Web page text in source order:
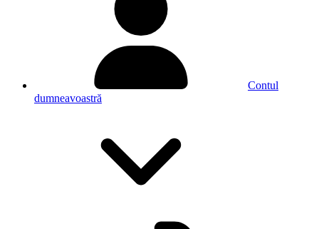
Contul
dumneavoastră